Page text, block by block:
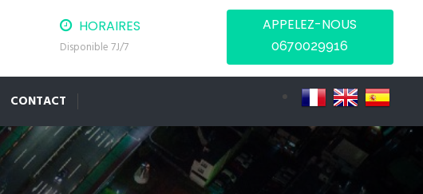
HORAIRES
Disponible 7J/7
APPELEZ-NOUS
0670029916
CONTACT